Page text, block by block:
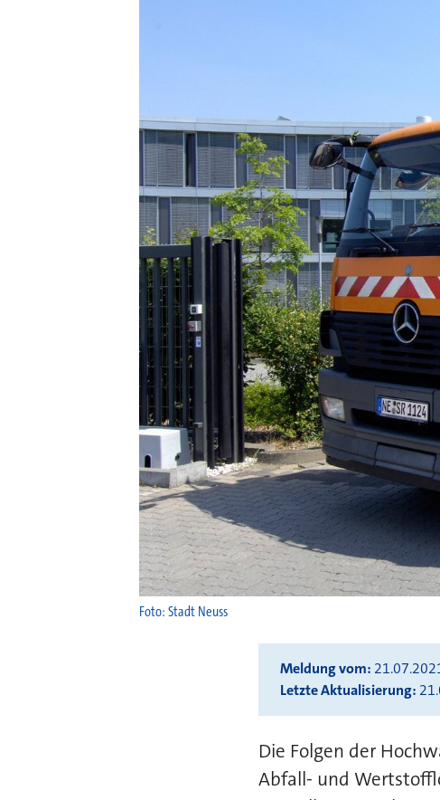
Foto: Stadt Neuss
Meldung vom
Letzte Aktualisierung
Die Folgen der
Abfall- und